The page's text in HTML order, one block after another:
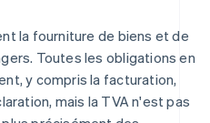
la fourniture de biens et de
Toutes les obligations en
y compris la facturation,
mais la TVA n'est pas